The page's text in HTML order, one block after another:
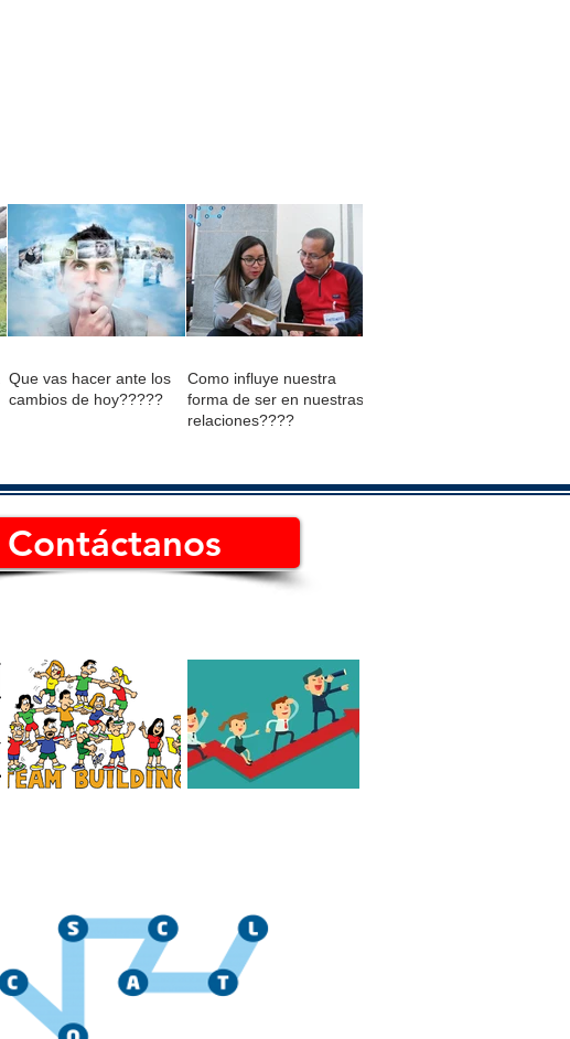
Que vas hacer ante los
cambios de hoy?????
Como influye nuestra
forma de ser en nuestras
relaciones????
Contáctanos